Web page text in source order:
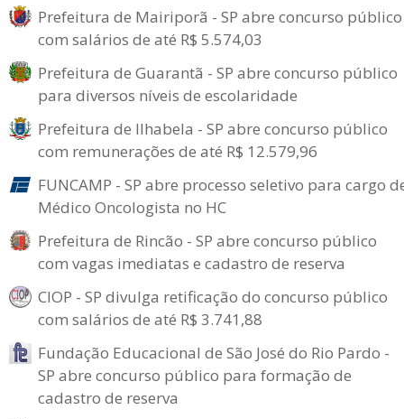
Prefeitura de Mairiporã - SP abre concurso público
com salários de até R$ 5.574,03
Prefeitura de Guarantã - SP abre concurso público
para diversos níveis de escolaridade
Prefeitura de Ilhabela - SP abre concurso público
com remunerações de até R$ 12.579,96
FUNCAMP - SP abre processo seletivo para cargo
Médico Oncologista no HC
Prefeitura de Rincão - SP abre concurso público
com vagas imediatas e cadastro de reserva
CIOP - SP divulga retificação do concurso público
com salários de até R$ 3.741,88
Fundação Educacional de São José do Rio Pardo -
SP abre concurso público para formação de
cadastro de reserva